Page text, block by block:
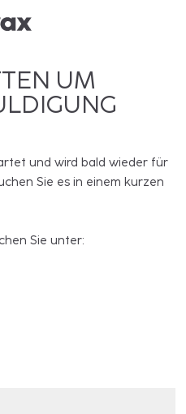
UM
und wird bald wieder für
Sie es in einem kurzen
Sie unter: